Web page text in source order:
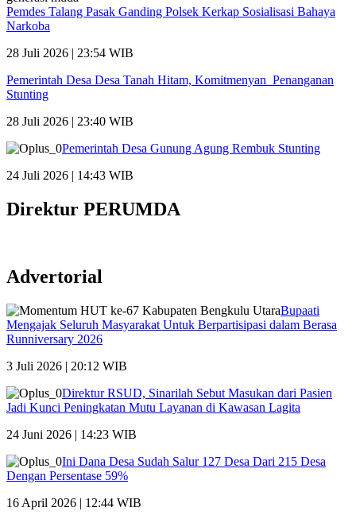
Pemdes Talang Pasak Ganding Polsek Kerkap Sosialisasi Bahaya
Narkoba
28 Juli 2026 | 23:54 WIB
Pemerintah Desa Desa Tanah Hitam, Komitmenyan Penanganan
Stunting
28 Juli 2026 | 23:40 WIB
Pemerintah Desa Gunung Agung Rembuk Stunting
24 Juli 2026 | 14:43 WIB
Direktur PERUMDA
Advertorial
Bupaati
Mengajak Seluruh Masyarakat Untuk Berpartisipasi dalam Berasa
Runniversary 2026
3 Juli 2026 | 20:12 WIB
Direktur RSUD, Sinarilah Sebut Masukan dari Pasien
Jadi Kunci Peningkatan Mutu Layanan di Kawasan Lagita
24 Juni 2026 | 14:23 WIB
Ini Dana Desa Sudah Salur 127 Desa Dari 215 Desa
Dengan Persentase 59%
16 April 2026 | 12:44 WIB